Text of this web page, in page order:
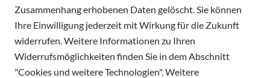
Zusammenhang erhobenen Daten gelöscht. Sie können
Ihre Einwilligung jederzeit mit Wirkung für die Zukunft
widerrufen. Weitere Informationen zu Ihren
Widerrufsmöglichkeiten finden Sie in dem Abschnitt
"Cookies und weitere Technologien". Weitere